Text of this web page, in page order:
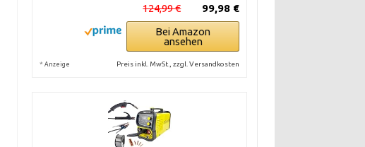
99,98 €
124,99 €
Bei Amazon
ansehen
* Anzeige Preis inkl. MwSt., zzgl. Versandkosten